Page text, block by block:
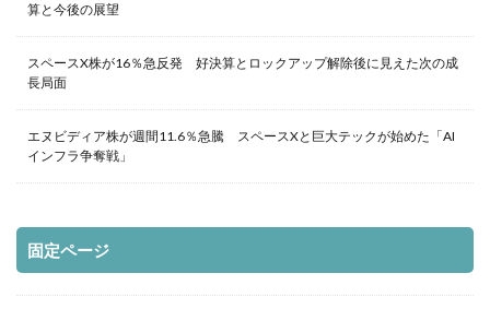
算と今後の展望
スペースX株が16％急反発 好決算とロックアップ解除後に見えた次の成
長局面
エヌビディア株が週間11.6％急騰 スペースXと巨大テックが始めた「AI
インフラ争奪戦」
固定ページ